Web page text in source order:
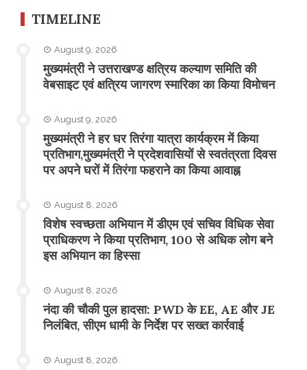
TIMELINE
August 9, 2026
मुख्यमंत्री ने उत्तराखण्ड क्षत्रिय कल्याण समिति की
वेबसाइट एवं क्षत्रिय जागरण स्मारिका का किया विमोचन
August 9, 2026
मुख्यमंत्री ने हर घर तिरंगा यात्रा कार्यक्रम में किया
प्रतिभाग,मुख्यमंत्री ने प्रदेशवासियों से स्वतंत्रता दिवस
पर अपने घरों में तिरंगा फहराने का किया आवाह्न
August 8, 2026
विशेष स्वच्छता अभियान में डीएम एवं सचिव विधिक सेवा
प्राधिकरण ने किया प्रतिभाग, 100 से अधिक लोग बने
इस अभियान का हिस्सा
August 8, 2026
नंदा की चौकी पुल हादसा: PWD के EE, AE और JE
निलंबित, सीएम धामी के निर्देश पर सख्त कार्रवाई
August 8, 2026